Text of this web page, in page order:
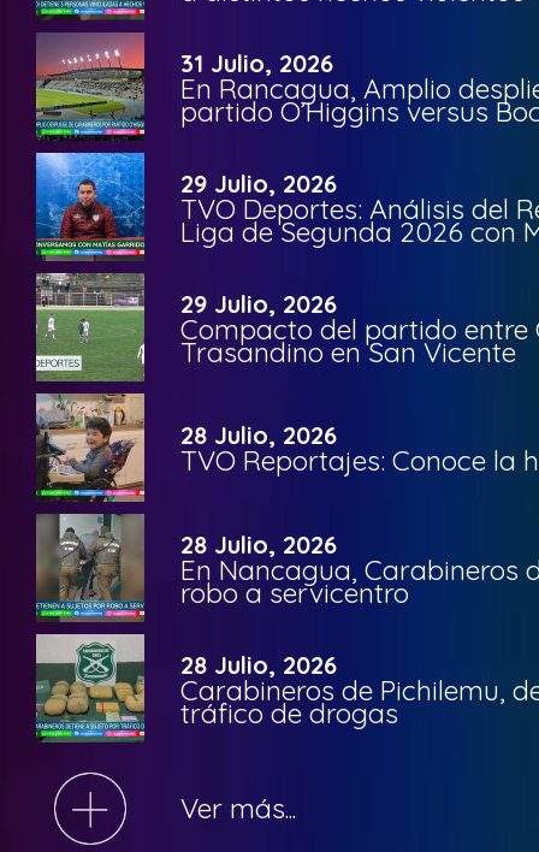
31 Julio, 2026
En Rancagua, Amplio
partido O’Higgins versus
29 Julio, 2026
TVO Deportes: Análisis del
Liga de Segunda 2026 con
29 Julio, 2026
Compacto del partido entre
Trasandino en San Vicente
28 Julio, 2026
TVO Reportajes: Conoce la
28 Julio, 2026
En Nancagua, Carabineros
robo a servicentro
28 Julio, 2026
Carabineros de Pichilemu,
tráfico de drogas
Ver más...